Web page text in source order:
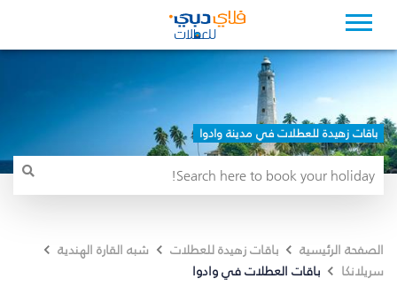
باقات زهيدة للعطلات في مدينة وادوا
الصفحة الرئيسية باقات زهيدة للعطلات
شبه القارة الهندية
سريلانكا
باقات العطلات في وادوا